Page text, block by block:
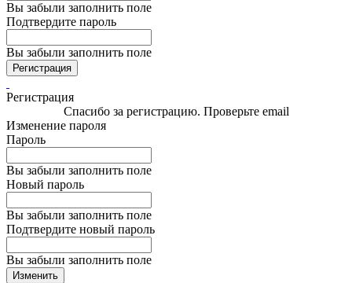
Вы забыли заполнить поле
Подтвердите пароль
Вы забыли заполнить поле
Регистрация
Регистрация
Спасибо за регистрацию. Проверьте email
Изменение пароля
Пароль
Вы забыли заполнить поле
Новый пароль
Вы забыли заполнить поле
Подтвердите новый пароль
Вы забыли заполнить поле
Изменить